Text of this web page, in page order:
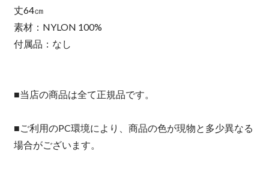
丈64㎝
素材：NYLON 100%
付属品：なし
■当店の商品は全て正規品です。
■ご利用のPC環境により、商品の色が現物と多少異なる
場合がございます。